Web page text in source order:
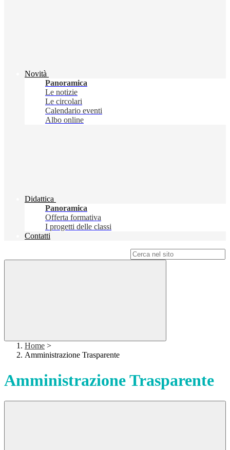
Novità
Panoramica
Le notizie
Le circolari
Calendario eventi
Albo online
Didattica
Panoramica
Offerta formativa
I progetti delle classi
Contatti
Home >
Amministrazione Trasparente
Amministrazione Trasparente